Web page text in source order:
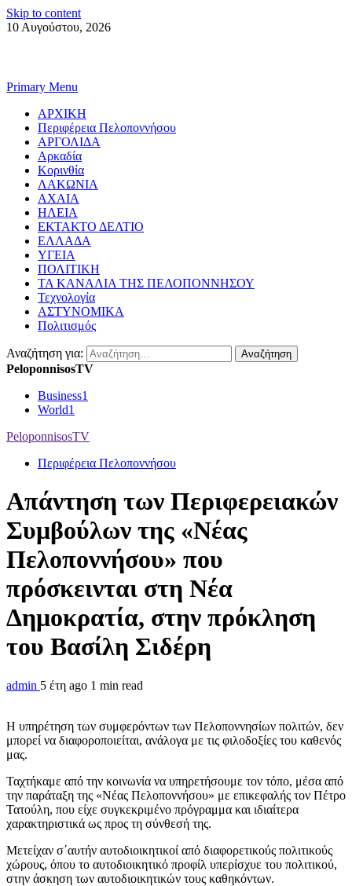
Skip to content
10 Αυγούστου, 2026
Primary Menu
ΑΡΧΙΚΗ
Περιφέρεια Πελοποννήσου
ΑΡΓΟΛΙΔΑ
Αρκαδία
Κορινθία
ΛΑΚΩΝΙΑ
ΑΧΑΙΑ
ΗΛΕΙΑ
ΕΚΤΑΚΤΟ ΔΕΛΤΙΟ
ΕΛΛΑΔΑ
ΥΓΕΙΑ
ΠΟΛΙΤΙΚΗ
ΤΑ ΚΑΝΑΛΙΑ ΤΗΣ ΠΕΛΟΠΟΝΝΗΣΟΥ
Τεχνολογία
ΑΣΤΥΝΟΜΙΚΑ
Πολιτισμός
Αναζήτηση για:
PeloponnisosTV
Business1
World1
PeloponnisosTV
Περιφέρεια Πελοποννήσου
Απάντηση των Περιφερειακών
Συμβούλων της «Νέας
Πελοποννήσου» που
πρόσκεινται στη Νέα
Δημοκρατία, στην πρόκληση
του Βασίλη Σιδέρη
admin 5 έτη ago 1 min read
Η υπηρέτηση των συμφερόντων των Πελοποννησίων πολιτών, δεν
μπορεί να διαφοροποιείται, ανάλογα με τις φιλοδοξίες του καθενός
μας.
Ταχτήκαμε από την κοινωνία να υπηρετήσουμε τον τόπο, μέσα από
την παράταξη της «Νέας Πελοποννήσου» με επικεφαλής τον Πέτρο
Τατούλη, που είχε συγκεκριμένο πρόγραμμα και ιδιαίτερα
χαρακτηριστικά ως προς τη σύνθεσή της.
Μετείχαν σ΄αυτήν αυτοδιοικητικοί από διαφορετικούς πολιτικούς
χώρους, όπου το αυτοδιοικητικό προφίλ υπερίσχυε του πολιτικού,
στην άσκηση των αυτοδιοικητικών τους καθηκόντων.